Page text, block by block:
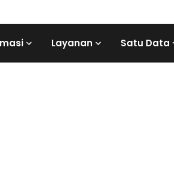
Layanan Satu Data